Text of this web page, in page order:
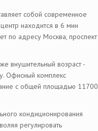
собой современное
находится в 6 мин
по адресу Москва, проспект
внушительный возраст -
Офисный комплекс
с общей площадью 11700
кондиционирования
регулировать